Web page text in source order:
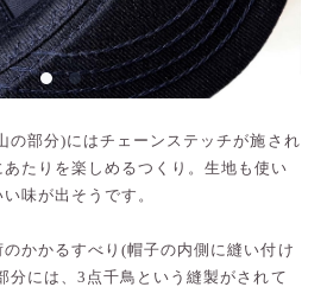
の部分)にはチェーンステッチが施され
たりを楽しめるつくり。生地も使い
味が出そうです。
かかるすべり(帽子の内側に縫い付け
分には、3点千鳥という縫製がされて